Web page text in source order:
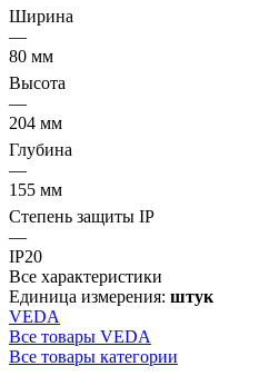
Ширина
—
80 мм
Высота
—
204 мм
Глубина
—
155 мм
Степень защиты IP
—
IP20
Все характеристики
Единица измерения: штук
VEDA
Все товары VEDA
Все товары категории